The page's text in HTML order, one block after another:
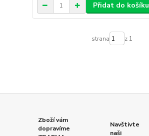
Přidat do košíku
strana z 1
Zboží vám
dopravíme
Navštivte
naši